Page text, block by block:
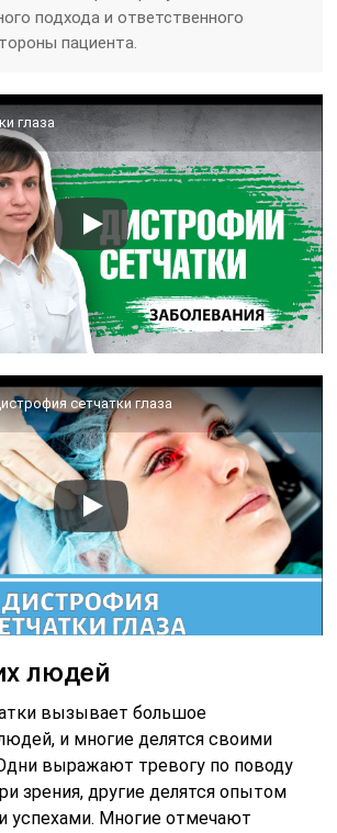
подхода и ответственного
пациента.
глаза
сетчатки глаза
людей
вызывает большое
и многие делятся своими
выражают тревогу по поводу
зрения, другие делятся опытом
успехами. Многие отмечают